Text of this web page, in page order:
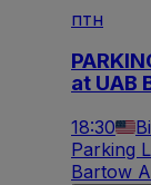
птн
at UAB
18:30
Parking
Bartow